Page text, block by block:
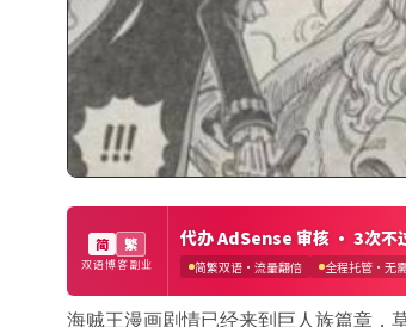
海贼王漫画剧情已经来到巨人族篇章，